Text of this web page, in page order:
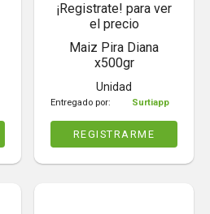
¡Registrate! para ver
el precio
Maiz Pira Diana
x500gr
Unidad
Entregado por: Surtiapp
REGISTRARME